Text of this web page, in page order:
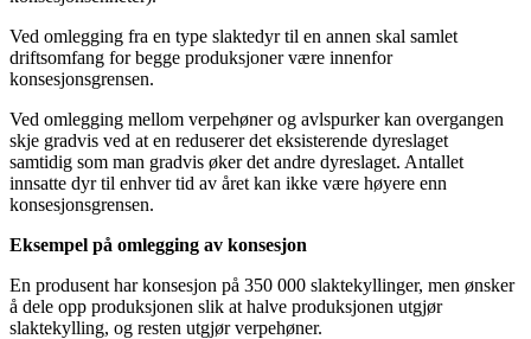
Ved omlegging fra en type slaktedyr til en annen skal samlet
driftsomfang for begge produksjoner være innenfor
konsesjonsgrensen.
Ved omlegging mellom verpehøner og avlspurker kan overgangen
skje gradvis ved at en reduserer det eksisterende dyreslaget
samtidig som man gradvis øker det andre dyreslaget. Antallet
innsatte dyr til enhver tid av året kan ikke være høyere enn
konsesjonsgrensen.
Eksempel på omlegging av konsesjon
En produsent har konsesjon på 350 000 slaktekyllinger, men ønsker
å dele opp produksjonen slik at halve produksjonen utgjør
slaktekylling, og resten utgjør verpehøner.